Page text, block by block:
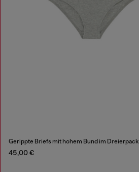
Gerippte Briefs mit hohem Bund im Dreierpack
45,00 €